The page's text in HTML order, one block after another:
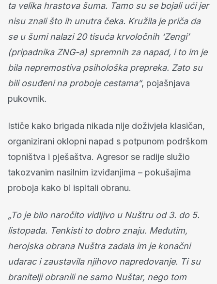
ta velika hrastova šuma. Tamo su se bojali ući jer
nisu znali što ih unutra čeka. Kružila je priča da
se u šumi nalazi 20 tisuća krvoločnih ‘Zengi’
(pripadnika ZNG-a) spremnih za napad, i to im je
bila nepremostiva psihološka prepreka. Zato su
bili osuđeni na proboje cestama“, pojašnjava
pukovnik.
Ističe kako brigada nikada nije doživjela klasičan,
organizirani oklopni napad s potpunom podrškom
topništva i pješaštva. Agresor se radije služio
takozvanim nasilnim izviđanjima – pokušajima
proboja kako bi ispitali obranu.
„To je bilo naročito vidljivo u Nuštru od 3. do 5.
listopada. Tenkisti to dobro znaju. Međutim,
herojska obrana Nuštra zadala im je konačni
udarac i zaustavila njihovo napredovanje. Ti su
branitelji obranili ne samo Nuštar, nego tom